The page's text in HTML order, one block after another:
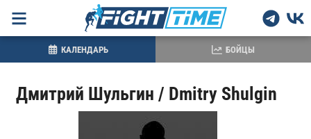
Дмитрий Шульгин / Dmitry Shulgin
КАЛЕНДАРЬ БОЙЦЫ